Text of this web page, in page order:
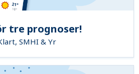
tre prognoser!
SMHI & Yr